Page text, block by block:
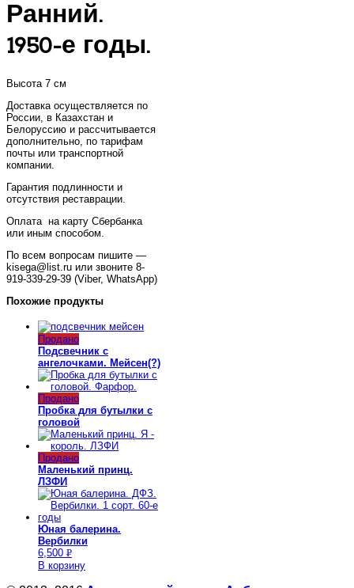
Ранний.
1950-е годы.
Высота 7 см
Доставка осуществляется по
России, в Казахстан и
Белоруссию и рассчитывается
дополнительно, по тарифам
почты или транспортной
компании.
Гарантия подлинности и
отсутствия реставрации.
Оплата на карту Сбербанка
или иным способом.
По всем вопросам пишите —
kisega@list.ru или звоните 8-
919-339-29-39 (Viber, WhatsApp)
Похожие продукты
Продано
Подсвечник с
ангелочками. Мейсен(?)
Продано
Пробка для бутылки с
головой
Продано
Маленький принц.
ЛЗФИ
Юная балерина.
Вербилки
6,500 Р
УБ.
В корзину